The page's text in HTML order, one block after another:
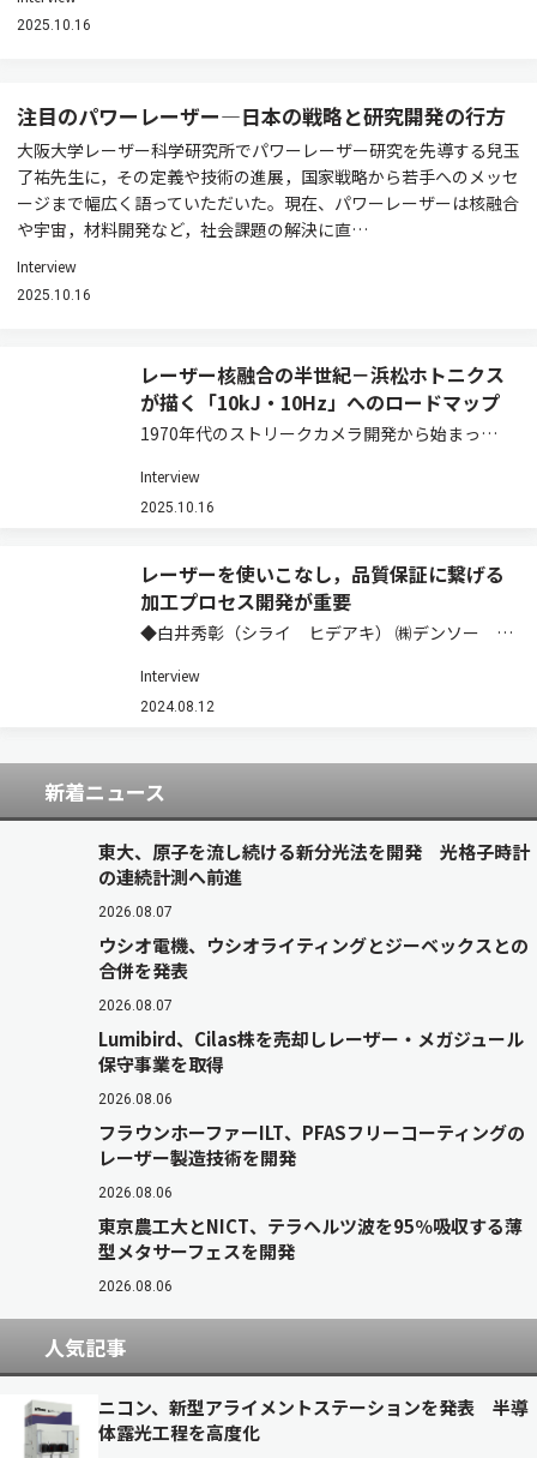
2025.10.16
注目のパワーレーザー―日本の戦略と研究開発の行方
大阪大学レーザー科学研究所でパワーレーザー研究を先導する兒玉
了祐先生に，その定義や技術の進展，国家戦略から若手へのメッセ
ージまで幅広く語っていただいた。現在、パワーレーザーは核融合
や宇宙，材料開発など，社会課題の解決に直…
Interview
2025.10.16
レーザー核融合の半世紀－浜松ホトニクス
が描く「10kJ・10Hz」へのロードマップ
1970年代のストリークカメラ開発から始まった
科学研究所との共同研究，200–300J級・10Hz動
作を実証した近年の進展，そして2028年～2040
Interview
2025.10.16
レーザーを使いこなし，品質保証に繋げる
加工プロセス開発が重要
◆白井秀彰（シライ ヒデアキ） ㈱デンソー 先
工学博士（大阪大学） 【経歴】1969年生まれ。
日本電装㈱（現 ㈱デンソー）入社後，生産技術
Interview
2024.08.12
新着ニュース
東大、原子を流し続ける新分光法を開発 光格子時計
の連続計測へ前進
2026.08.07
ウシオ電機、ウシオライティングとジーベックスとの
合併を発表
2026.08.07
Lumibird、Cilas株を売却しレーザー・メガジュール
保守事業を取得
2026.08.06
フラウンホーファーILT、PFASフリーコーティングの
レーザー製造技術を開発
2026.08.06
東京農工大とNICT、テラヘルツ波を95％吸収する薄
型メタサーフェスを開発
2026.08.06
人気記事
ニコン、新型アライメントステーションを発表 半導
体露光工程を高度化